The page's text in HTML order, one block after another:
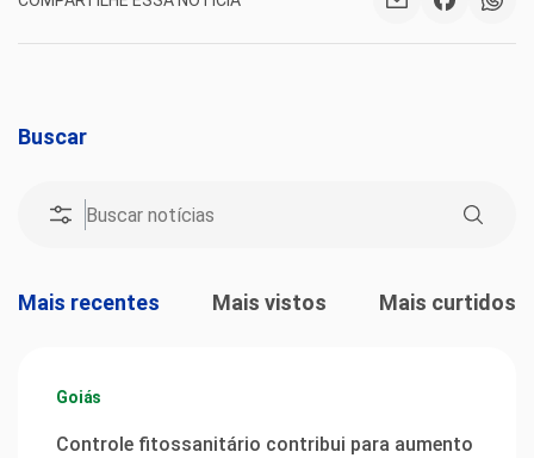
Buscar
Mais recentes Mais vistos Mais curtidos
Goiás
Controle fitossanitário contribui para aumento